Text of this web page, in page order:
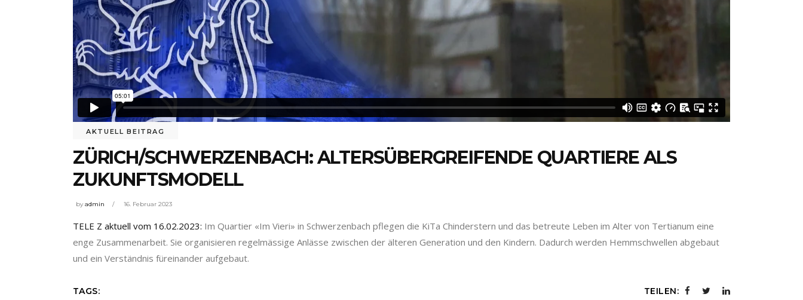
AKTUELL BEITRAG
ZÜRICH/SCHWERZENBACH: ALTERSÜBERGREIFENDE QUARTIERE ALS
ZUKUNFTSMODELL
byadmin 16. Februar 2023
TELE Z aktuell vom 16.02.2023: Im Quartier «Im Vieri» in Schwerzenbach pflegen die KiTa Chinderstern und das betreute Leben im Alter von Tertianum eine
enge Zusammenarbeit. Sie organisieren regelmässige Anlässe zwischen der älteren Generation und den Kindern. Dadurch werden Hemmschwellen abgebaut
und ein Verständnis füreinander aufgebaut.
TAGS: TEILEN: